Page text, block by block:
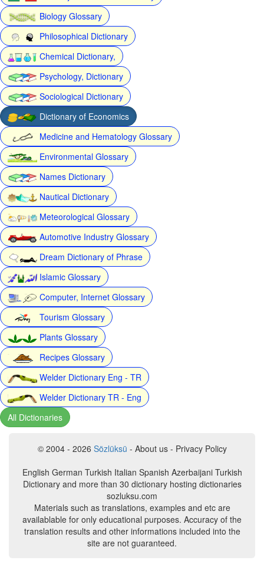
Biology Glossary
Philosophical Dictionary
Chemical Dictionary,
Psychology, Dictionary
Sociological Dictionary
Dictionary of Economics
Medicine and Hematology Glossary
Environmental Glossary
Names Dictionary
Nautical Dictionary
Meteorological Glossary
Automotive Industry Glossary
Dream Dictionary of Phrase
Islamic Glossary
Computer, Internet Glossary
Tourism Glossary
Plants Glossary
Recipes Glossary
Welder Dictionary Eng - TR
Welder Dictionary TR - Eng
All Dictionaries
© 2004 - 2026 Sözlüksü - About us - Privacy Policy
English German Turkish Italian Spanish Azerbaijani Turkish
Dictionary and more than 30 dictionary hosting dictionaries
sozluksu.com
Materials such as translations, examples and etc are
availablable for only educational purposes. Accuracy of the
translation results and other informations included into the
site are not guaranteed.